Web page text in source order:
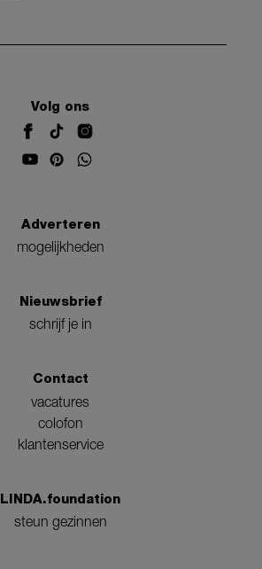
Volg ons
Adverteren
mogelijkheden
Nieuwsbrief
schrijf je in
Contact
vacatures
colofon
klantenservice
LINDA.foundation
steun gezinnen